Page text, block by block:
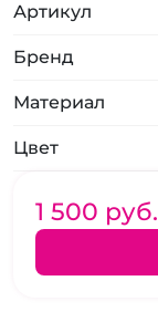
Артикул
Бренд
Материал
Цвет
1 500 pуб.